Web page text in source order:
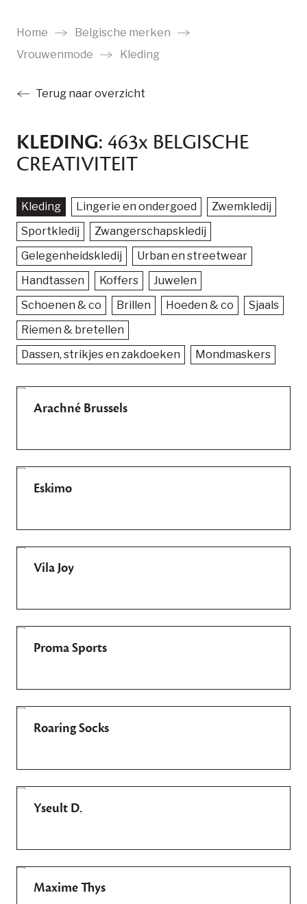
naar
main
Terug naar overzicht
Home
Belgische merken
Vrouwenmode
Kleding
KLEDING: 463x BELGISCHE
CREATIVITEIT
Kleding Lingerie en ondergoed
Zwemkledij
Sportkledij
Zwangerschapskledij
Gelegenheidskledij
Urban en streetwear
Handtassen
Koffers
Juwelen
Schoenen & co
Brillen Hoeden & co
Sjaals
Riemen & bretellen
Dassen, strikjes en zakdoeken
Mondmaskers
Arachné Brussels
Eskimo
Vila Joy
Proma Sports
Roaring Socks
Yseult D.
Maxime Thys